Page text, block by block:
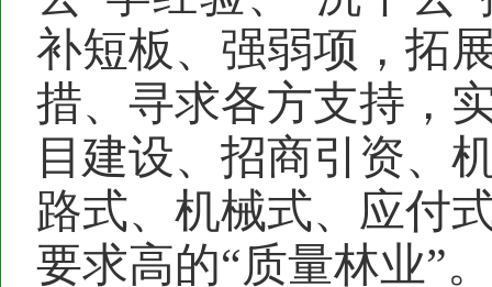
补短板、强弱项， 拓
措、寻求各方支持，
目建设、招商引资、
路式、机械式、 应付
要求高的“质量林业”。